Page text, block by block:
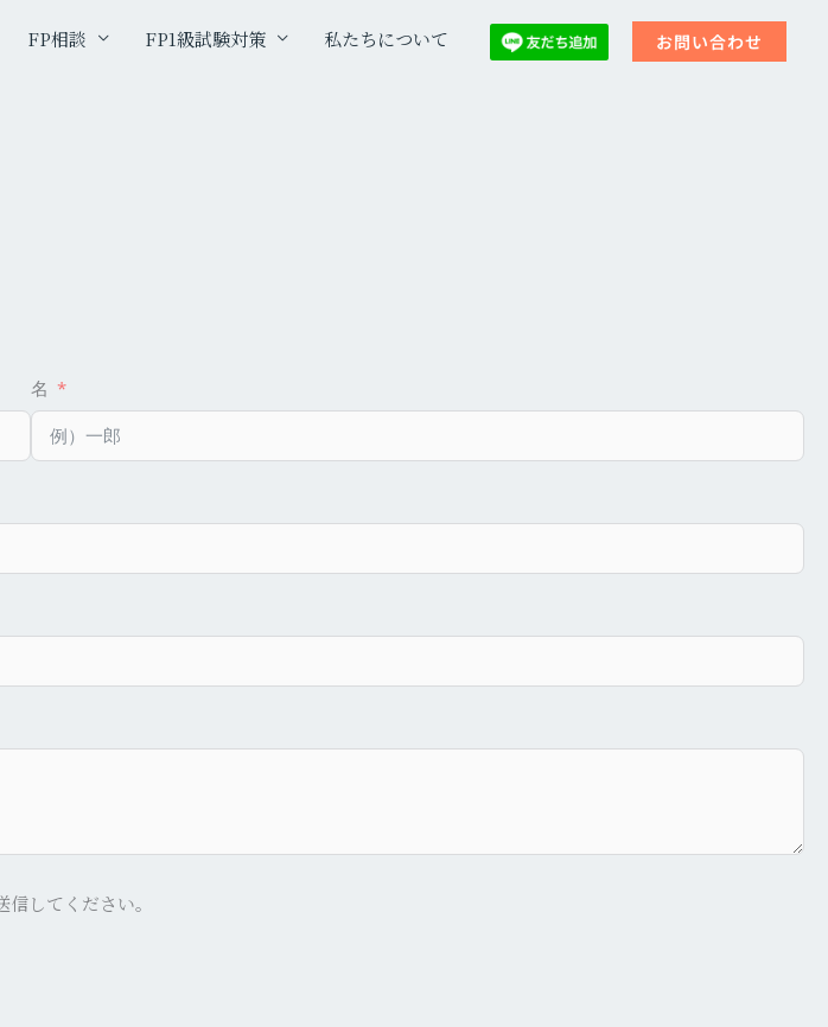
FP相談 FP1級試験対策 私たちについて お問い合わせ
名
してください。